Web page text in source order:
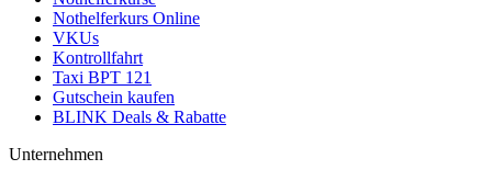
Nothelferkurs Online
VKUs
Kontrollfahrt
Taxi BPT 121
Gutschein kaufen
BLINK Deals & Rabatte
Unternehmen